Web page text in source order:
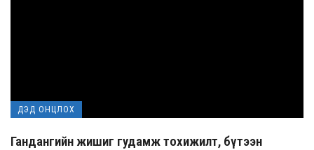
ДЭД ОНЦЛОХ
Гандангийн жишиг гудамж тохижилт, бүтээн